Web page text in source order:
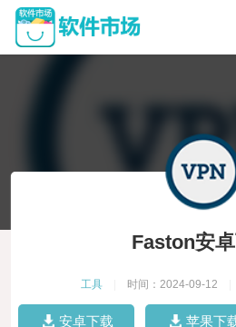
Faston安
工具 时间：2024-09-12
安卓下载 苹果下